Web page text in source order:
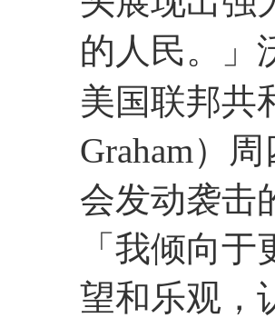
的人民。」
美国联邦共
Graham）
会发动袭击
「我倾向
望和乐观，